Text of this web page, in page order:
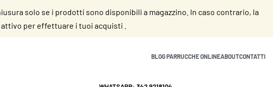
solo se i prodotti sono disponibili a magazzino. In caso contrario, la
per effettuare i tuoi acquisti .
BLOG PARRUCCHE ONLINEABOUTCONTATTI